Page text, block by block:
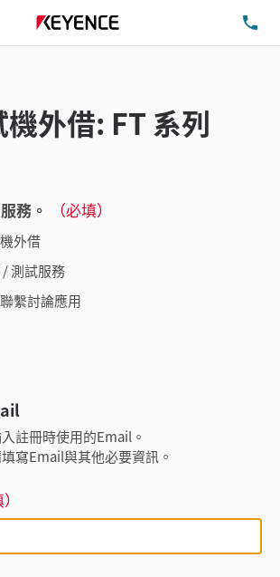
外借: FT 系列
務。 （必填）
外借
測試服務
繫討論應用
註冊時使用的Email。
寫Email與其他必要資訊。